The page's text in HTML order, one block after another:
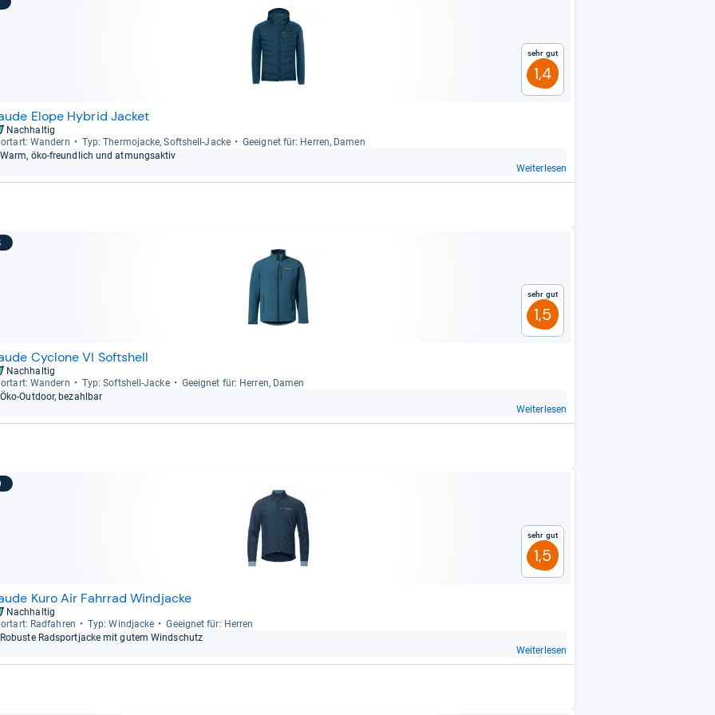
Sehr gut
1,4
Elope Hybrid Jacket
Nachhaltig
Wan­dern
Typ: Ther­mo­ja­cke, Softs­hell-​Jacke
Geeig­net für: Her­ren, Damen
Warm, öko-​freund­lich und atmungs­ak­tiv
Weiterlesen
Sehr gut
1,5
Cyclone VI Softshell
Nachhaltig
Wan­dern
Typ: Softs­hell-​Jacke
Geeig­net für: Her­ren, Damen
Öko-​Out­door, bezahl­bar
Weiterlesen
Sehr gut
1,5
Kuro Air Fahrrad Windjacke
Nachhaltig
Rad­fah­ren
Typ: Wind­ja­cke
Geeig­net für: Her­ren
Robuste Rad­sport­ja­cke mit gutem Wind­schutz
Weiterlesen